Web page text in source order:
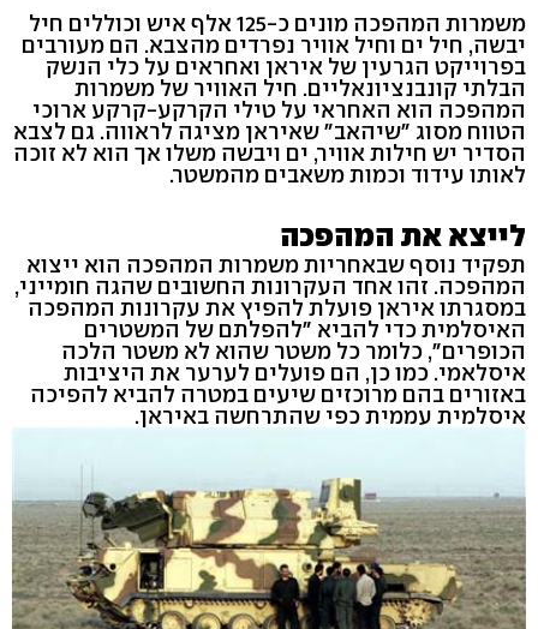
משמרות המהפכה מונים כ-125 אלף איש וכוללים חיל
יבשה, חיל ים וחיל אוויר נפרדים מהצבא. הם מעורבים
בפרוייקט הגרעין של איראן ואחראים על כלי הנשק
הבלתי קונבנציונאליים. חיל האוויר של משמרות
המהפכה הוא האחראי על טילי הקרקע-קרקע ארוכי
הטווח מסוג "שיהאב" שאיראן מציגה לראווה. גם לצבא
הסדיר יש חילות אוויר, ים ויבשה משלו אך הוא לא זוכה
לאותו עידוד וכמות משאבים מהמשטר.
לייצא את המהפכה
תפקיד נוסף שבאחריות משמרות המהפכה הוא ייצוא
המהפכה. זהו אחד העקרונות החשובים שהגה חומייני,
במסגרתו איראן פועלת להפיץ את עקרונות המהפכה
האיסלמית כדי להביא "להפלתם של המשטרים
הכופרים", כלומר כל משטר שהוא לא משטר הלכה
איסלאמי. כמו כן, הם פועלים לערער את היציבות
באזורים בהם מרוכזים שיעים במטרה להביא להפיכה
איסלמית עממית כפי שהתרחשה באיראן.